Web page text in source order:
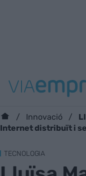
Innovació
Internet distribuït i
TECNOLOGIA